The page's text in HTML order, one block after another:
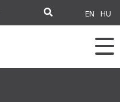
EN HU